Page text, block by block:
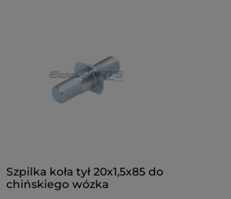
Szpilka koła tył 20x1,5x85 do
chińskiego wózka